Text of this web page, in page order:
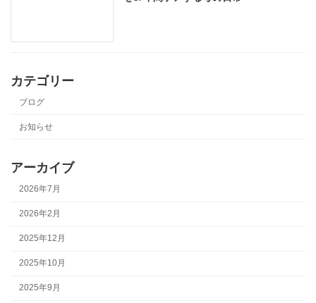
カテゴリー
ブログ
お知らせ
アーカイブ
2026年7月
2026年2月
2025年12月
2025年10月
2025年9月